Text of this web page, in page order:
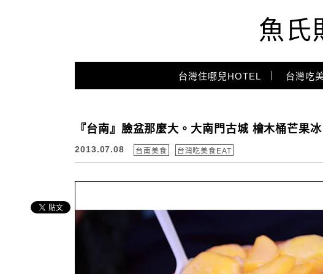
魚氏
台灣住哪兒HOTEL 台灣吃
『台南』臉盆那麼大。大南門古城 檜木桶芒果冰
2013.07.08 台南美食 台灣吃美食EAT